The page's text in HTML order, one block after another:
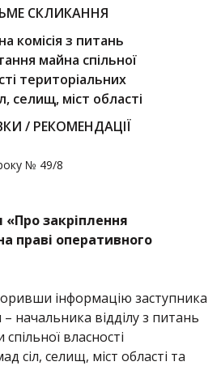
СКЛИКАННЯ
комісія з питань
майна спільної
територіальних
селищ, міст області
/ РЕКОМЕНДАЦІЇ
№ 49/8
закріплення
праві оперативного
інформацію заступника
начальника відділу з питань
власності
сіл, селищ, міст області та